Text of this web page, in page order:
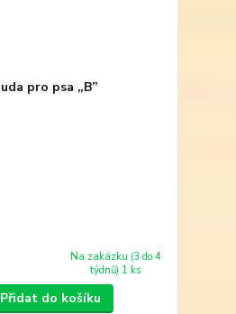
Na zakázku (3 do 4
týdnů) 1 ks
Přidat do košíku